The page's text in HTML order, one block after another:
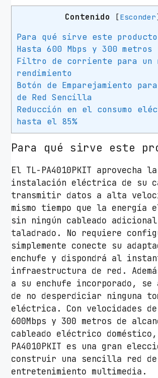
r
n
k
L
-
P
A
4
0
1
0
P
K
I
T
6
0
0
M
b
Contenido [Esconder
Para qué sirve este producto
Hasta 600 Mbps y 300 metros
Filtro de corriente para un
rendimiento
Botón de Emparejamiento
de Red Sencilla
Reducción en el consumo
hasta el 85%
Para qué sirve este
El TL-PA4010PKIT aprovecha la
instalación eléctrica de su
transmitir datos a alta
mismo tiempo que la energía
sin ningún cableado
taladrado. No requiere
simplemente conecte su
enchufe y dispondrá al
infraestructura de red.
a su enchufe incorporado, se
de no desperdiciar ninguna
eléctrica. Con velocidades
600Mbps y 300 metros de
cableado eléctrico
PA4010PKIT es una gran
construir una sencilla red de
entretenimiento multimedia.